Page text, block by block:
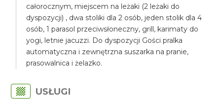
całorocznym, miejscem na leżaki (2 leżaki do
dyspozycji) , dwa stoliki dla 2 osób, jeden stolik dla 4
osób, 1 parasol przeciwsłoneczny, grill, karimaty do
yogi, letnie jacuzzi. Do dyspozycji Gości pralka
automatyczna i zewnętrzna suszarka na pranie,
prasowalnica i żelazko.
USŁUGI